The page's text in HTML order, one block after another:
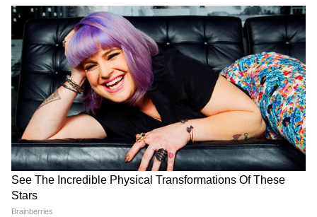
Image Credit :Getty
मंदिरों में सिर ढकने की परंपरा
कुछ मंदिरों और धार्मिक स्थलों में सिर ढकना जरूरी माना
जाता है। जैसे - स्वर्ण मंदिर में पुरुष और महिलाएं दोनों
सिर ढककर ही जाते हैं। वहीं कई हिंदू मंदिरों में ऐसा नियम
नहीं होता, लेकिन लोग अपनी परंपरा के अनुसार सिर ढक
लेते हैं।